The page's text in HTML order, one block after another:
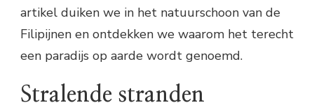
artikel duiken we in het natuurschoon van de
Filipijnen en ontdekken we waarom het terecht
een paradijs op aarde wordt genoemd.
Stralende stranden